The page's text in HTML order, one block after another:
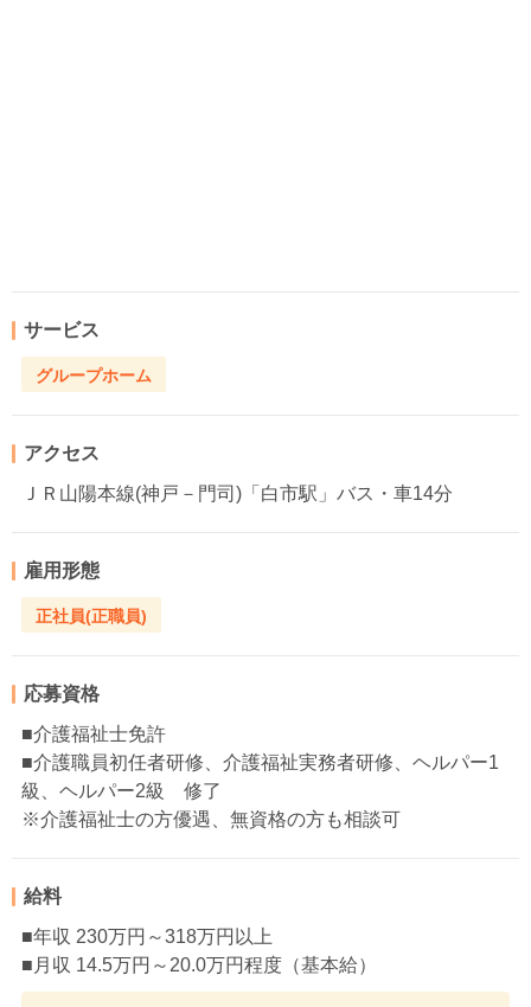
サービス
グループホーム
アクセス
ＪＲ山陽本線(神戸－門司)「白市駅」バス・車14分
雇用形態
正社員(正職員)
応募資格
■介護福祉士免許
■介護職員初任者研修、介護福祉実務者研修、ヘルパー1
級、ヘルパー2級 修了
※介護福祉士の方優遇、無資格の方も相談可
給料
■年収 230万円～318万円以上
■月収 14.5万円～20.0万円程度（基本給）